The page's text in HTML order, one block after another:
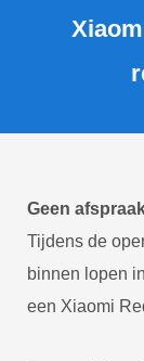
Geen
Tijdens de
binnen lopen
een Xiaomi